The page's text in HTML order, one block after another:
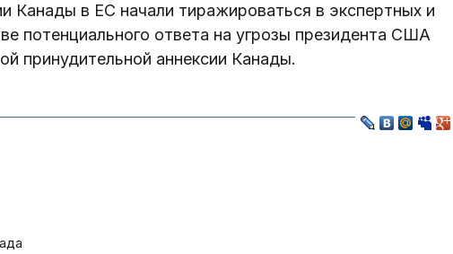
Канады в ЕС начали тиражироваться в экспертных и
потенциального ответа на угрозы президента США
принудительной аннексии Канады.